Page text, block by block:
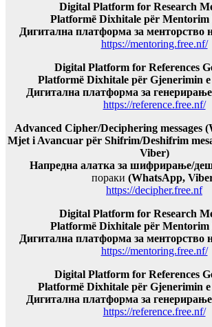
Digital Platform for Research
Platformë Dixhitale për
Дигитална платформа за менторство
https://mentoring.free.nf/
Digital Platform for References
Platformë Dixhitale për Gjenerimin e
Дигитална платформа за
https://reference.free.nf/
Advanced Cipher/Deciphering messages
Mjet i Avancuar për Shifrim/Deshifrim
Viber)
Напредна алатка за шифрирање/
пораки (WhatsApp,
https://decipher.free.nf
Digital Platform for Research
Platformë Dixhitale për
Дигитална платформа за менторство
https://mentoring.free.nf/
Digital Platform for References
Platformë Dixhitale për Gjenerimin e
Дигитална платформа за
https://reference.free.nf/